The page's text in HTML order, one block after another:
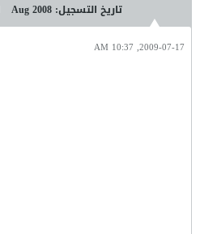
تاريخ التسجيل: Aug 2008
2009-07-17, 10:37 AM